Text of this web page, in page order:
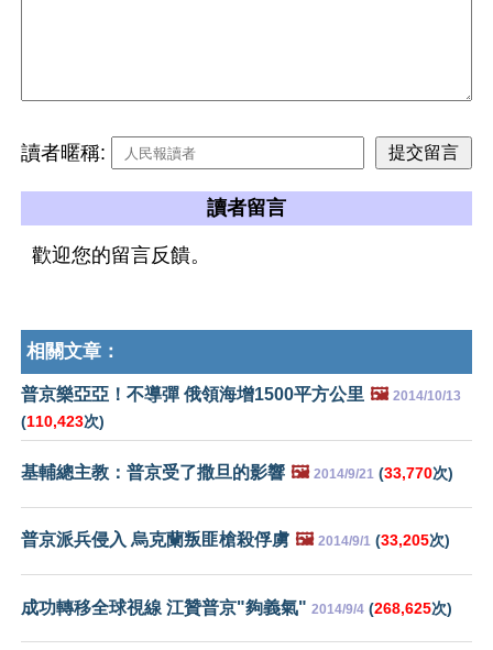
讀者暱稱:
讀者留言
歡迎您的留言反饋。
相關文章：
普京樂亞亞！不導彈 俄領海增1500平方公里 🖼️ 2014/10/13
(110,423次)
基輔總主教：普京受了撒旦的影響 🖼️ 2014/9/21 (33,770次)
普京派兵侵入 烏克蘭叛匪槍殺俘虜 🖼️ 2014/9/1 (33,205次)
成功轉移全球視線 江贊普京"夠義氣" 2014/9/4 (268,625次)